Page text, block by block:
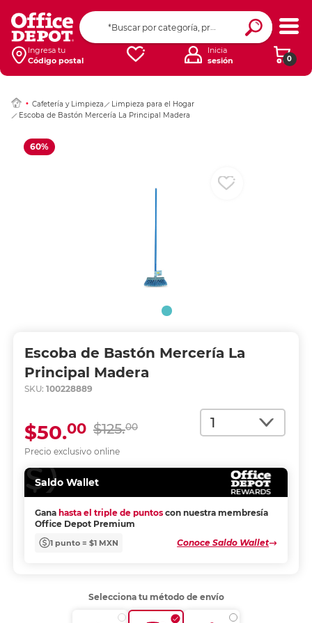
Ingresa tu
Código postal
0
Inicia
sesión
Cafetería y Limpieza
Limpieza para el Hogar
Escoba de Bastón Mercería La Principal Madera
60%
Escoba de Bastón Mercería La
Principal Madera
SKU: 100228889
Cantidad
Precio exclusivo online
$125.00
$50.00
Saldo Wallet
Gana hasta el triple de puntos con nuestra membresía
Office Depot Premium
1 punto = $1 MXN Conoce Saldo Wallet
Ingresar Codigo
Selecciona tu método de envío